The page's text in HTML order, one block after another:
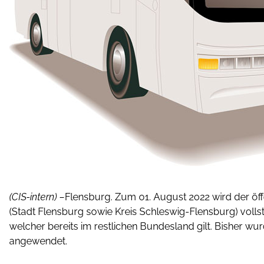
(CIS-intern) –Flensburg. Zum 01. August 2022 wird der
(Stadt Flensburg sowie Kreis Schleswig-Flensburg)
welcher bereits im restlichen Bundesland gilt. Bisher
angewendet.